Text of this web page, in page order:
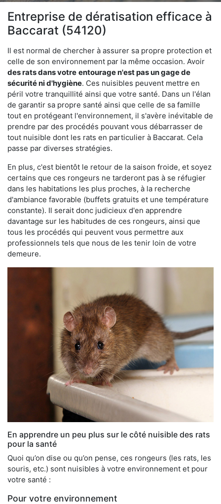
Entreprise de dératisation efficace à
Baccarat (54120)
Il est normal de chercher à assurer sa propre protection et
celle de son environnement par la même occasion. Avoir
des rats dans votre entourage n'est pas un gage de
sécurité ni d'hygiène. Ces nuisibles peuvent mettre en
péril votre tranquillité ainsi que votre santé. Dans un l'élan
de garantir sa propre santé ainsi que celle de sa famille
tout en protégeant l'environnement, il s'avère inévitable de
prendre par des procédés pouvant vous débarrasser de
tout nuisible dont les rats en particulier à Baccarat. Cela
passe par diverses stratégies.
En plus, c'est bientôt le retour de la saison froide, et soyez
certains que ces rongeurs ne tarderont pas à se réfugier
dans les habitations les plus proches, à la recherche
d'ambiance favorable (buffets gratuits et une température
constante). Il serait donc judicieux d'en apprendre
davantage sur les habitudes de ces rongeurs, ainsi que
tous les procédés qui peuvent vous permettre aux
professionnels tels que nous de les tenir loin de votre
demeure.
En apprendre un peu plus sur le côté nuisible des rats
pour la santé
Quoi qu’on dise ou qu’on pense, ces rongeurs (les rats, les
souris, etc.) sont nuisibles à votre environnement et pour
votre santé :
Pour votre environnement